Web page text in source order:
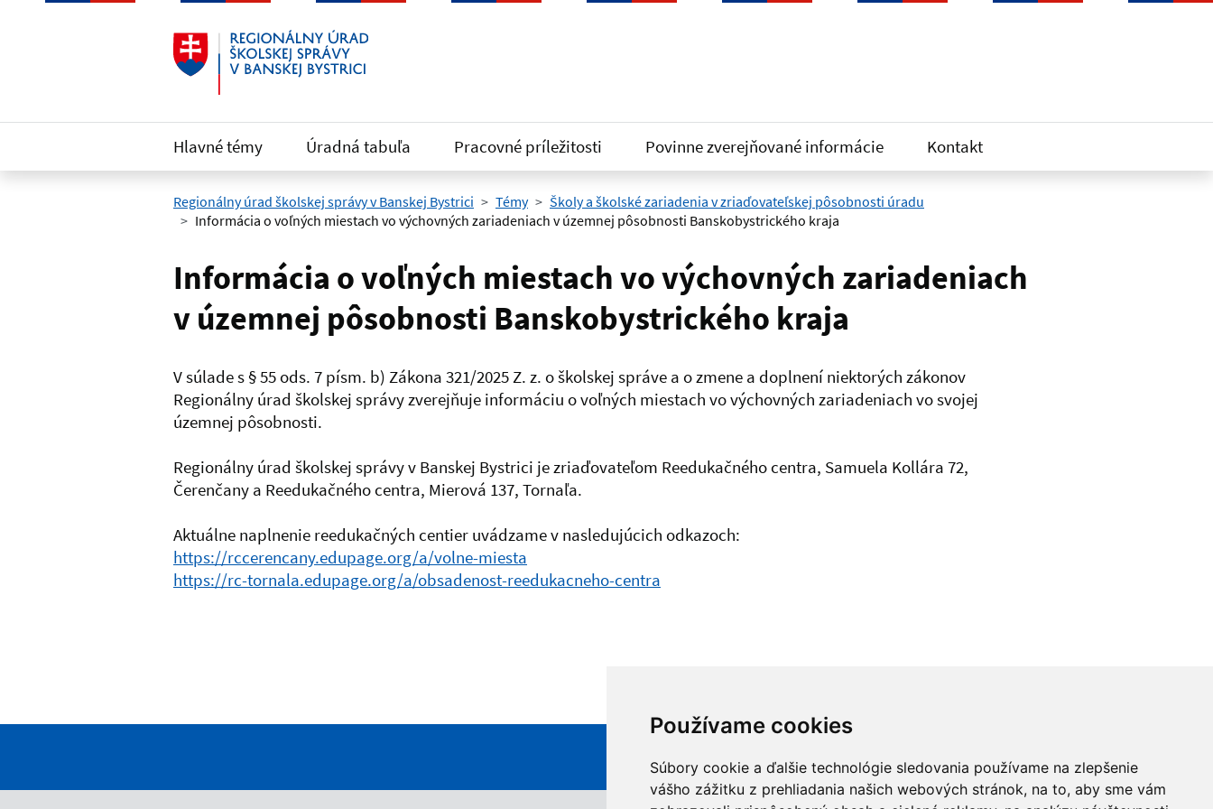
Používame cookies
Súbory cookie a ďalšie technológie sledovania používame na zlepšenie
vášho zážitku z prehliadania našich webových stránok, na to, aby sme vám
Preskočiť na hlavný obsah
Hlavné témy Úradná tabuľa Pracovné príležitosti Povinne zverejňované informácie Kontakt
Regionálny úrad školskej správy v Banskej Bystrici Témy
Školy a školské zariadenia v zriaďovateľskej pôsobnosti úradu
Informácia o voľných miestach vo výchovných zariadeniach v územnej pôsobnosti Banskobystrického kraja
Informácia o voľných miestach vo výchovných zariadeniach
v územnej pôsobnosti Banskobystrického kraja
V súlade s § 55 ods. 7 písm. b) Zákona 321/2025 Z. z. o školskej správe a o zmene a doplnení niektorých zákonov
Regionálny úrad školskej správy zverejňuje informáciu o voľných miestach vo výchovných zariadeniach vo svojej
územnej pôsobnosti.
Regionálny úrad školskej správy v Banskej Bystrici je zriaďovateľom Reedukačného centra, Samuela Kollára 72,
Čerenčany a Reedukačného centra, Mierová 137, Tornaľa.
Aktuálne naplnenie reedukačných centier uvádzame v nasledujúcich odkazoch:
https://rccerencany.edupage.org/a/volne-miesta
https://rc-tornala.edupage.org/a/obsadenost-reedukacneho-centra
Našli ste na stránke chybu?